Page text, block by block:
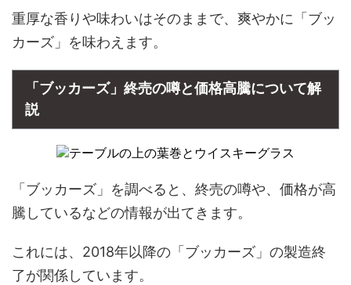
重厚な香りや味わいはそのままで、爽やかに「ブッ
カーズ」を味わえます。
「ブッカーズ」終売の噂と価格高騰について解
説
「ブッカーズ」を調べると、終売の噂や、価格が高
騰しているなどの情報が出てきます。
これには、2018年以降の「ブッカーズ」の製造終
了が関係しています。